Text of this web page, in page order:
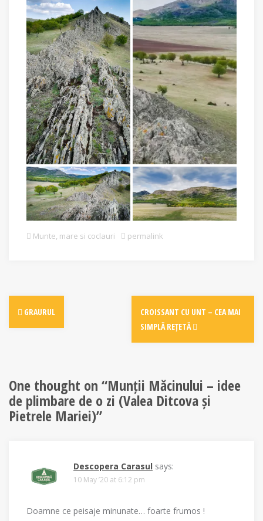
Munte, mare si coclauri permalink
Post
navigation
GRAURUL
CROISSANT CU UNT – CEA MAI
SIMPLĂ REȚETĂ
One thought on “Munții Măcinului – idee
de plimbare de o zi (Valea Ditcova și
Pietrele Mariei)”
Descopera Carasul says:
10 May ’20 at 6:12 pm
Doamne ce peisaje minunate… foarte frumos !